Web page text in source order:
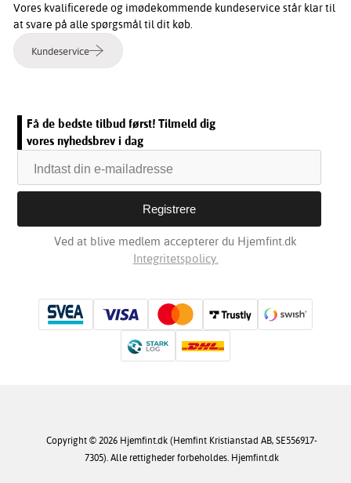
Vores kvalificerede og imødekommende kundeservice står klar til
at svare på alle spørgsmål til dit køb.
Kundeservice
Få de bedste tilbud først! Tilmeld dig
vores nyhedsbrev i dag
Ved at blive medlem accepterer du Hjemfint.dk
Integritetspolicy.
Copyright © 2026 Hjemfint.dk (Hemfint Kristianstad AB, SE556917-
7305). Alle rettigheder forbeholdes. Hjemfint.dk